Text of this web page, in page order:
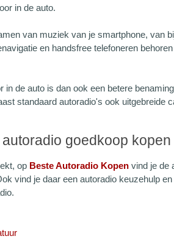
in de auto.
van muziek van je smartphone, van
en handsfree telefoneren
in de auto is dan ook een betere
standaard autoradio's ook uitgebreide
goedkoop kopen
op Beste Autoradio Kopen vind je de
vind je daar een autoradio keuzehulp